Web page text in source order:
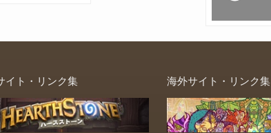
イト・リンク集 海外サイト・リンク集